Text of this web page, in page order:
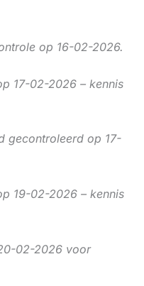
op 16-02-2026.
17-02-2026 – kennis
gecontroleerd op 17-
19-02-2026 – kennis
02-2026 voor